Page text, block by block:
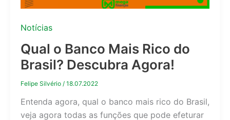
Notícias
Qual o Banco Mais Rico do
Brasil? Descubra Agora!
Felipe Silvério / 18.07.2022
Entenda agora, qual o banco mais rico do Brasil,
veja agora todas as funções que pode efeturar